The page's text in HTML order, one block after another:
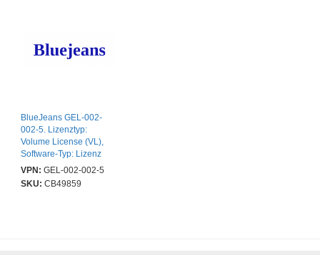
BlueJeans GEL-002-
002-5. Lizenztyp:
Volume License (VL),
Software-Typ: Lizenz
VPN: GEL-002-002-5
SKU: CB49859